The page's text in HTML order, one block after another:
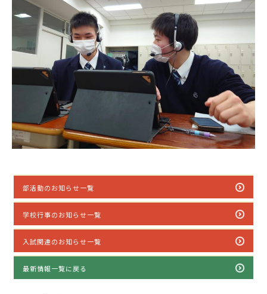
部活動のお知らせ一覧
学校行事のお知らせ一覧
入試関連のお知らせ一覧
最新情報一覧に戻る